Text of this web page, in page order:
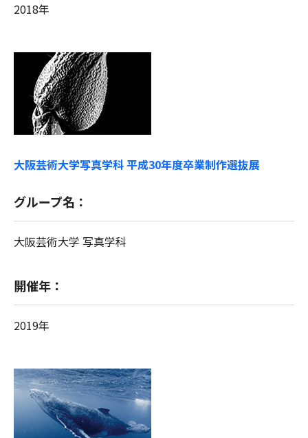
2018年
大阪芸術大学写真学科 平成30年度卒業制作選抜展
グループ名：
大阪芸術大学 写真学科
開催年：
2019年